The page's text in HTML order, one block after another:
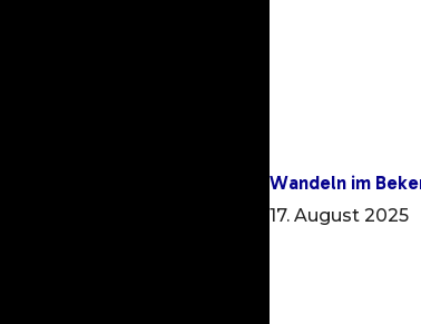
Wandeln im
17. August 2025